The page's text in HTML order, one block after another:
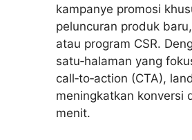
kampanye promosi
peluncuran produk
atau program CSR.
satu‑halaman yang
call‑to‑action (CTA),
meningkatkan konversi
menit.